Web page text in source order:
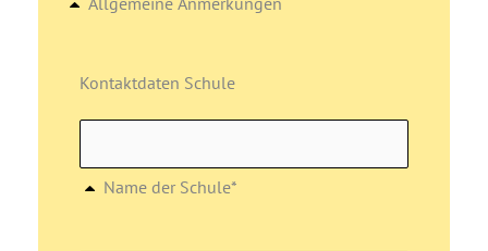
Kontaktdaten Schule
Name der Schule*